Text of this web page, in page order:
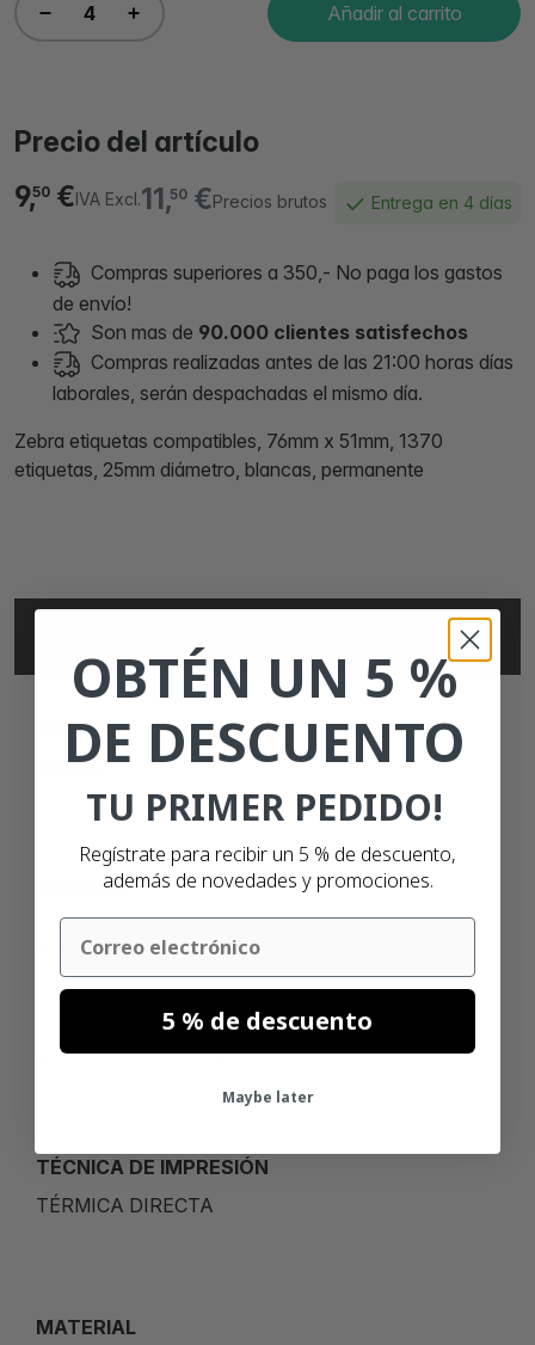
Añadir al carrito
Precio del artículo
11,50€Precios brutos
9,50 €IVA Excl. Entrega en 4 días
Compras superiores a 350,- No paga los gastos
de envío!
Son mas de 90.000 clientes satisfechos
Compras realizadas antes de las 21:00 horas días
laborales, serán despachadas el mismo día.
Zebra etiquetas compatibles, 76mm x 51mm, 1370
etiquetas, 25mm diámetro, blancas, permanente
MARCA
ZEBRA
TAMAÑO
TÉCNICA DE IMPRESIÓN
TÉRMICA DIRECTA
MATERIAL
OBTÉN UN 5 %
DE DESCUENTO
TU PRIMER PEDIDO!
Regístrate para recibir un 5 % de descuento,
además de novedades y promociones.
Email
5 % de descuento
Maybe later